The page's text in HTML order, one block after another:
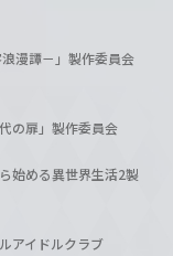
漫譚－」製作委員会
の扉」製作委員会
始める異世界生活2製
アイドルクラブ